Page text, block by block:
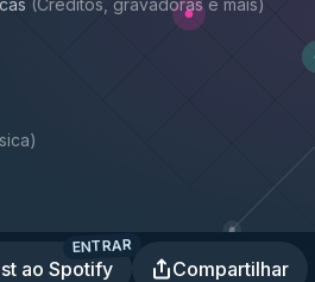
(Créditos, gravadoras e mais)
)
ao Spotify
ENTRAR
Compartilhar